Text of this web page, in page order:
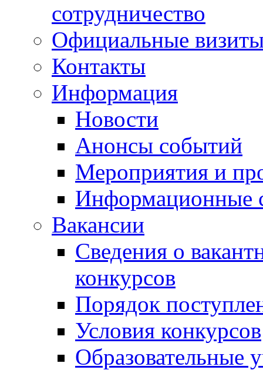
сотрудничество
Официальные
Контакты
Информация
Новости
Анонсы событий
Мероприятия и
Информационные
Вакансии
Сведения о
конкурсов
Порядок
Условия конкурсов
Образовательные